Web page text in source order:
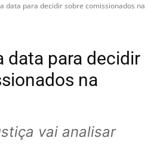
data para decidir sobre comissionados na
data para decidir
na
vai analisar